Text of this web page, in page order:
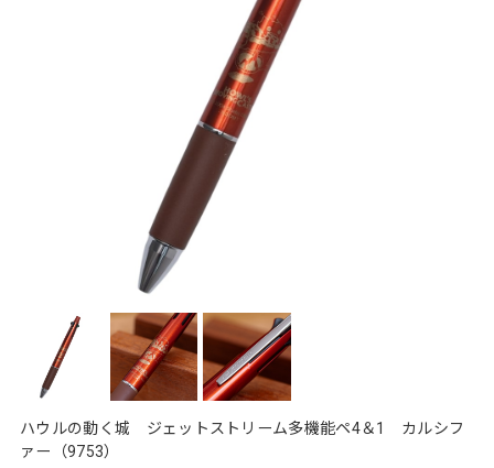
ハウルの動く城 ジェットストリーム多機能ペ4＆1 カルシフ
ァー（9753）